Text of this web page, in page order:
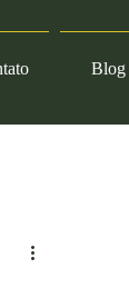
Blog